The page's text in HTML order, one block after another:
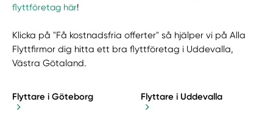
flyttföretag här!
Klicka på "Få kostnadsfria offerter" så hjälper vi på Alla
Flyttfirmor dig hitta ett bra flyttföretag i Uddevalla,
Västra Götaland.
Flyttare i Göteborg Flyttare i Uddevalla